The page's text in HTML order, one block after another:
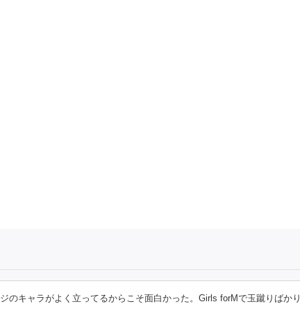
のキャラがよく立ってるからこそ面白かった。Girls forMで玉蹴りばかり